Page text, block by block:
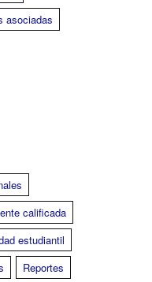
asociadas
calificada
estudiantil
Reportes